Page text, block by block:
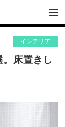
インテリア
。床置きし